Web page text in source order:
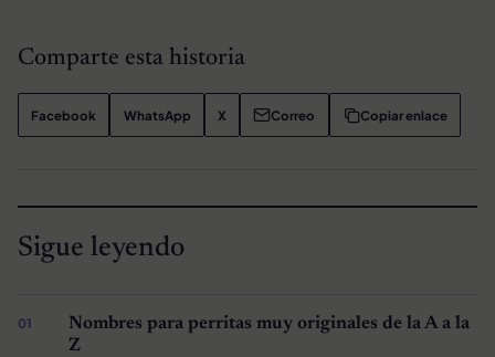
Comparte esta historia
Facebook WhatsApp X Correo Copiar enlace
Sigue leyendo
Nombres para perritas muy originales de la A a la
Z